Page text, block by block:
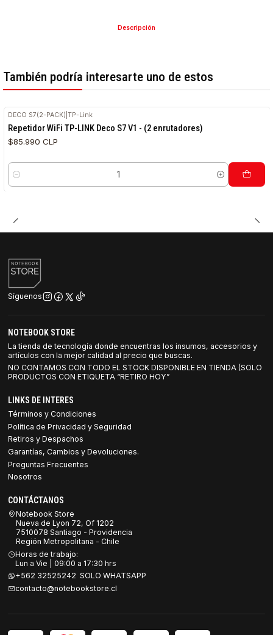
Descripción
También podría interesarte uno de estos
DECO S7(2-PACK) |TP-Link
Repetidor WiFi TP-LINK Deco S7 V1 - (2 enrutadores)
$85.990 CLP
Cantidad
Síguenos
NOTEBOOK STORE
La tienda de tecnología donde encuentras los insumos, accesorios y
artículos con la mejor calidad al precio que buscas.
NO CONTAMOS CON TODO EL STOCK DISPONIBLE EN TIENDA (SOLO
PRODUCTOS CON ETIQUETA “RETIRO HOY”
LINKS DE INTERES
Términos y Condiciones
Política de Privacidad y Seguridad
Retiros y Despachos
Garantías, Cambios y Devoluciones.
Preguntas Frecuentes
Nosotros
CONTÁCTANOS
Notebook Store
Nueva de Lyon 72, Of 1202
7510078 Santiago - Providencia
Región Metropolitana - Chile
Horas de trabajo:
Lun a Vie | 09:00 a 17:30 hrs
+562 32525242 SOLO WHATSAPP
contacto@notebookstore.cl